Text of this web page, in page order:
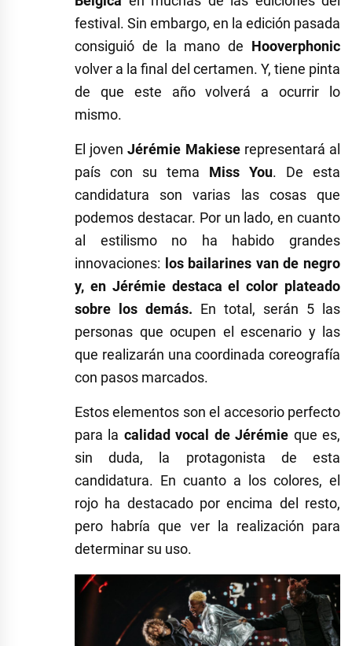
festival. Sin embargo, en la edición pasada
consiguió de la mano de Hooverphonic
volver a la final del certamen. Y, tiene pinta
de que este año volverá a ocurrir lo
mismo.
El jovenJérémie Makieserepresentará al
país con su tema Miss You. De esta
candidatura son varias las cosas que
podemos destacar. Por un lado, en cuanto
al estilismo no ha habido grandes
innovaciones: los bailarines van de negro
y, en Jérémie destaca el color plateado
sobre los demás. En total, serán 5 las
personas que ocupen el escenario y las
que realizarán una coordinada coreografía
con pasos marcados.
Estos elementos son el accesorio perfecto
para la calidad vocal de Jérémie que es,
sin duda, la protagonista de esta
candidatura. En cuanto a los colores, el
rojo ha destacado por encima del resto,
pero habría que ver la realización para
determinar su uso.